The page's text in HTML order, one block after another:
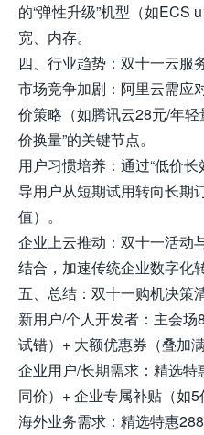
的“弹性升级”机型（如ECS
宽、内存。
四、行业趋势：双十一云服
市场竞争加剧：阿里云需应
价策略（如腾讯云28元/年
价换量”的关键节点。
用户习惯培养：通过“低价
导用户从短期试用转向长期
值）。
企业上云推动：双十一活动
结合，加速传统企业数字化
五、总结：双十一购机决策
新用户/个人开发者：主会
试错）+ 大额优惠券（叠加满
企业用户/长期需求：精选
同价）+ 企业专属补贴（如5
海外业务需求：精选特惠